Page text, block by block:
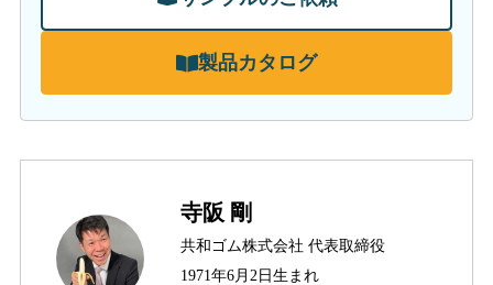
製品カタログ
寺阪 剛
共和ゴム株式会社 代表取締役
1971年6月2日生まれ